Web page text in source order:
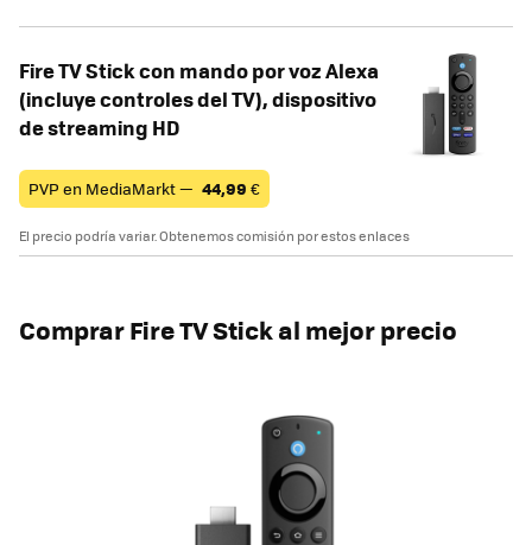
Fire TV Stick con mando por voz Alexa
(incluye controles del TV), dispositivo
de streaming HD
PVP en MediaMarkt — 44,99 €
El precio podría variar. Obtenemos comisión por estos enlaces
Comprar Fire TV Stick al mejor precio